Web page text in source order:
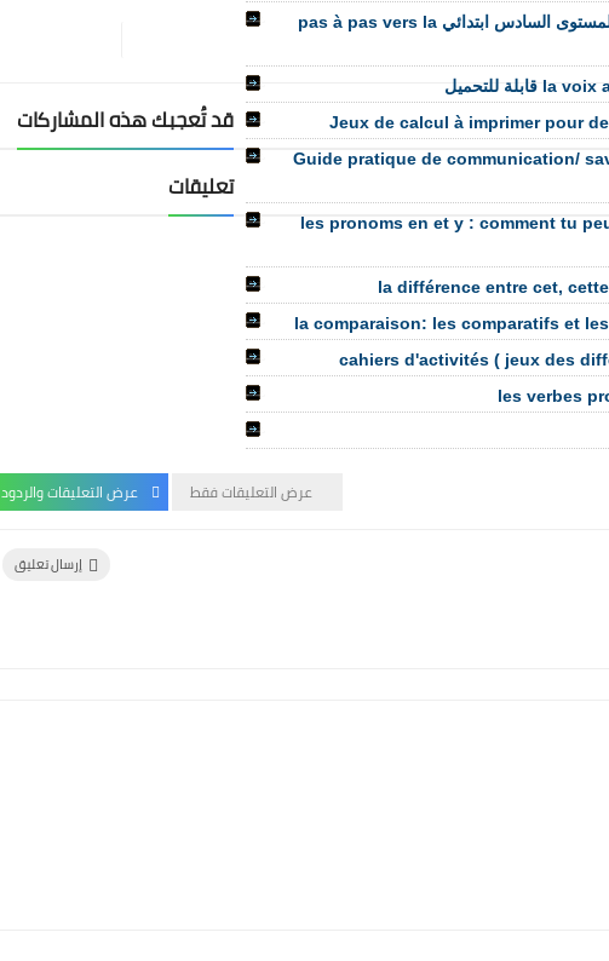
كتاب في التعبيرالكتابي في مادة اللغة الفرنسية للمستوى السادس ابتدائي pas à pas vers la
Jeux de calcul à imprimer pour
Guide pratique de communication/
les pronoms en et y : comment tu
la différence entre cet,
la comparaison: les comparatifs et
cahiers d'activités ( jeux des
les verbes
قد تُعجبك هذه المشاركات
تعليقات
عرض التعليقات فقط عرض التعليقات والردود
إرسال تعليق